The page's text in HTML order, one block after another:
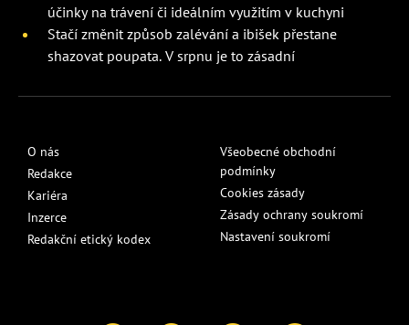
účinky na trávení či ideálním využitím v kuchyni
Stačí změnit způsob zalévání a ibišek přestane
shazovat poupata. V srpnu je to zásadní
O nás
Redakce
Kariéra
Inzerce
Redakční etický kodex
Všeobecné obchodní
podmínky
Cookies zásady
Zásady ochrany soukromí
Nastavení soukromí